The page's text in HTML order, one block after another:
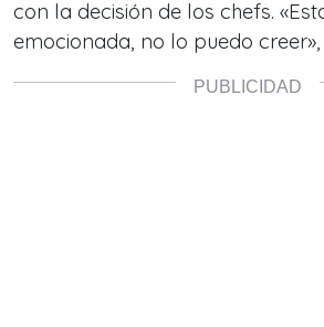
con la decisión de los chefs.
emocionada, no lo puedo